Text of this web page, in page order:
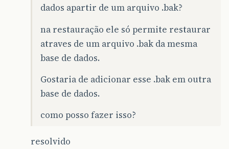
dados apartir de um arquivo .bak?
na restauração ele só permite restaurar
atraves de um arquivo .bak da mesma
base de dados.
Gostaria de adicionar esse .bak em outra
base de dados.
como posso fazer isso?
resolvido